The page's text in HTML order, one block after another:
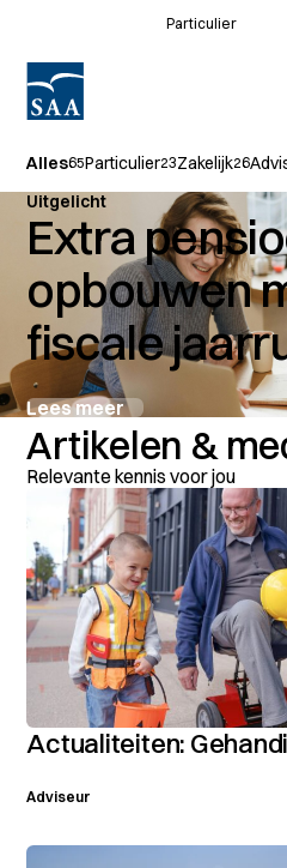
Particulier
Voor adviseurs
Alles65Particulier23Zakelijk26
Uitgelicht
Extra
opbouwen
fiscale
Lees meer
Artikelen &
Relevante kennis voor jou
Actualiteiten:
Adviseur